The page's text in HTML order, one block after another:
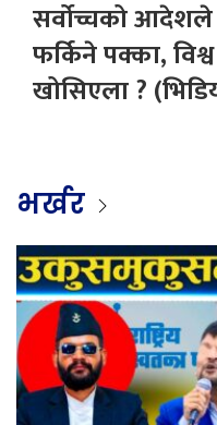
सर्वोच्चको आदेशले
फर्किने पक्का,
खोसिएला ?
भर्खर